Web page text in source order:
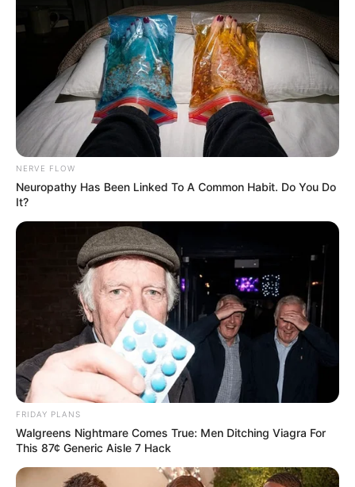
NERVE FLOW
Neuropathy Has Been Linked To A Common Habit. Do You Do
It?
FRIDAY PLANS
Walgreens Nightmare Comes True: Men Ditching Viagra For
This 87¢ Generic Aisle 7 Hack